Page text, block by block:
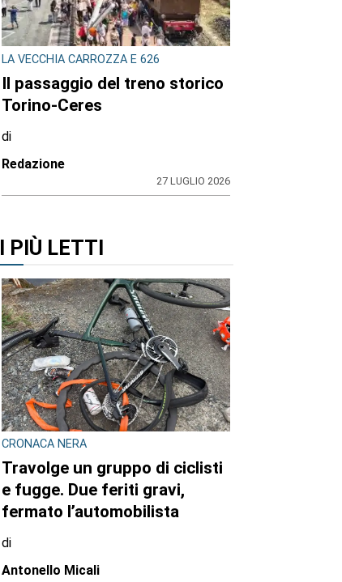
LA VECCHIA CARROZZA E 626
Il passaggio del treno storico
Torino-Ceres
di
Redazione
27 LUGLIO 2026
I PIÙ LETTI
CRONACA NERA
Travolge un gruppo di ciclisti
e fugge. Due feriti gravi,
fermato l’automobilista
di
Antonello Micali